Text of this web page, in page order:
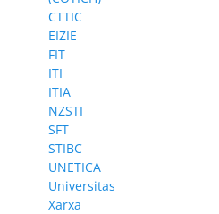
CTTIC
EIZIE
FIT
ITI
ITIA
NZSTI
SFT
STIBC
UNETICA
Universitas
Xarxa